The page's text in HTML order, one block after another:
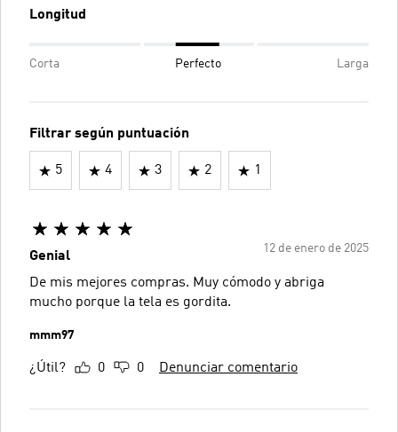
Longitud
Corta Perfecto Larga
Filtrar según puntuación
5 4 3 2 1
12 de enero de 2025
Genial
De mis mejores compras. Muy cómodo y abriga
mucho porque la tela es gordita.
mmm97
¿Útil? 0 0 Denunciar comentario